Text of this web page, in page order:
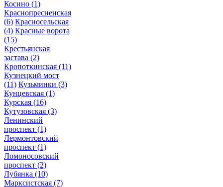
Косино (1)
Краснопресненская
(6) Красносельская
(4) Красные ворота
(15)
Крестьянская
застава (2)
Кропоткинская (11)
Кузнецкий мост
(11) Кузьминки (3)
Кунцевская (1)
Курская (16)
Кутузовская (3)
Ленинский
проспект (1)
Лермонтовский
проспект (1)
Ломоносовский
проспект (2)
Лубянка (10)
Марксистская (7)